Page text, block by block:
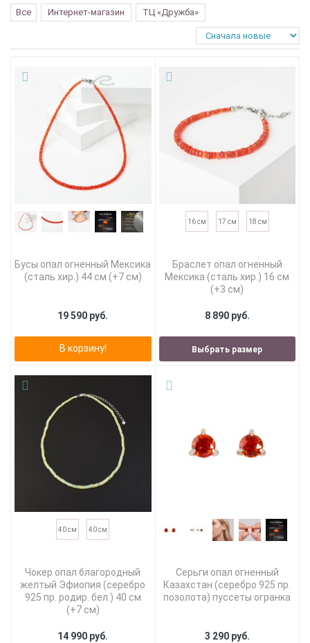
Все
Интернет-магазин ТЦ «Дружба»
Бусы опал огненный Мексика
(сталь хир.) 44 см (+7 см)
19 590 руб.
В корзину!
16 см 17 см 18 см
Браслет опал огненный
Мексика (сталь хир.) 16 см
(+3 см)
8 890 руб.
Выбрать размер
40 см 40 см
Чокер опал благородный
желтый Эфиопия (серебро
925 пр. родир. бел.) 40 см
(+7 см)
14 990 руб.
Серьги опал огненный
Казахстан (серебро 925 пр.
позолота) пуссеты огранка
3 290 руб.